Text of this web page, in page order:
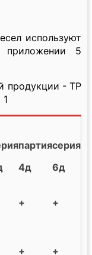
используют
приложении 5
продукции - ТР
партиясерия
4д
6д
+ +
+ +